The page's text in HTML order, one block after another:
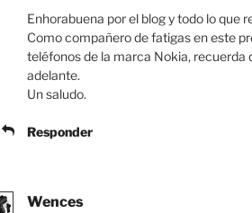
Enhorabuena por el blog y todo lo que
Como compañero de fatigas en este
teléfonos de la marca Nokia, recuerda
adelante.
Un saludo.
Responder
Wences